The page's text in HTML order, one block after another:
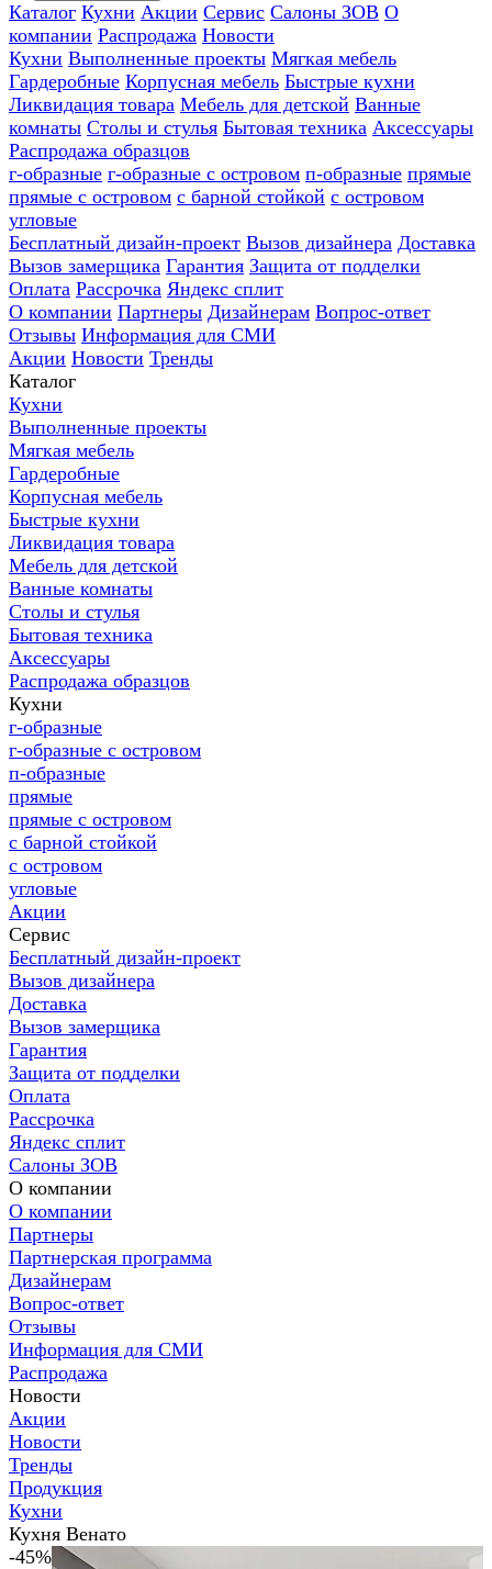
Каталог Кухни Акции Сервис Салоны ЗОВ О
компании Распродажа Новости
Кухни Выполненные проекты Мягкая мебель
Гардеробные Корпусная мебель Быстрые кухни
Ликвидация товара Мебель для детской Ванные
комнаты Столы и стулья Бытовая техника Аксессуары
Распродажа образцов
г-образные г-образные с островом п-образные прямые
прямые с островом с барной стойкой с островом
угловые
Бесплатный дизайн-проект Вызов дизайнера Доставка
Вызов замерщика Гарантия Защита от подделки
Оплата Рассрочка Яндекс сплит
О компании Партнеры Дизайнерам Вопрос-ответ
Отзывы Информация для СМИ
Акции Новости Тренды
Каталог
Кухни
Выполненные проекты
Мягкая мебель
Гардеробные
Корпусная мебель
Быстрые кухни
Ликвидация товара
Мебель для детской
Ванные комнаты
Столы и стулья
Бытовая техника
Аксессуары
Распродажа образцов
Кухни
г-образные
г-образные с островом
п-образные
прямые
прямые с островом
с барной стойкой
с островом
угловые
Акции
Сервис
Бесплатный дизайн-проект
Вызов дизайнера
Доставка
Вызов замерщика
Гарантия
Защита от подделки
Оплата
Рассрочка
Яндекс сплит
Салоны ЗОВ
О компании
О компании
Партнеры
Партнерская программа
Дизайнерам
Вопрос-ответ
Отзывы
Информация для СМИ
Распродажа
Новости
Акции
Новости
Тренды
Продукция
Кухни
Кухня Венато
-45%